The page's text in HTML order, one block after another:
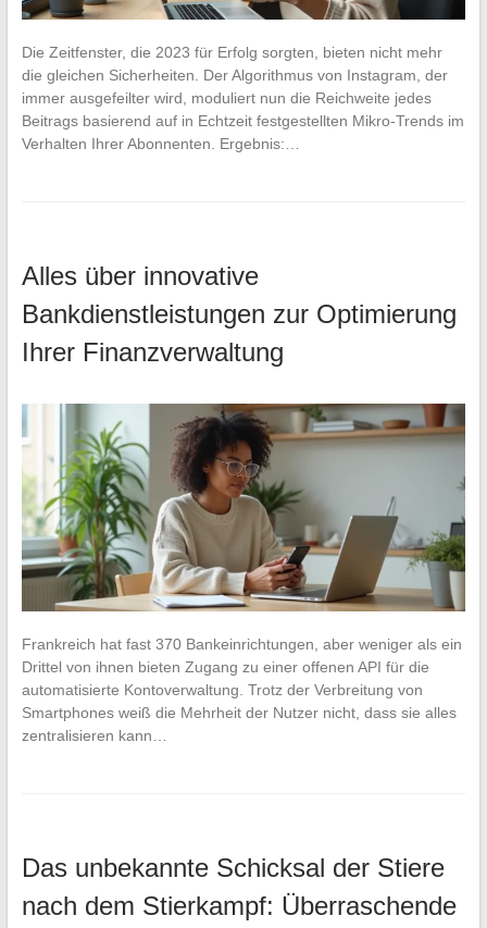
Die Zeitfenster, die 2023 für Erfolg sorgten, bieten nicht mehr
die gleichen Sicherheiten. Der Algorithmus von Instagram, der
immer ausgefeilter wird, moduliert nun die Reichweite jedes
Beitrags basierend auf in Echtzeit festgestellten Mikro-Trends im
Verhalten Ihrer Abonnenten. Ergebnis:…
Alles über innovative
Bankdienstleistungen zur Optimierung
Ihrer Finanzverwaltung
Frankreich hat fast 370 Bankeinrichtungen, aber weniger als ein
Drittel von ihnen bieten Zugang zu einer offenen API für die
automatisierte Kontoverwaltung. Trotz der Verbreitung von
Smartphones weiß die Mehrheit der Nutzer nicht, dass sie alles
zentralisieren kann…
Das unbekannte Schicksal der Stiere
nach dem Stierkampf: Überraschende